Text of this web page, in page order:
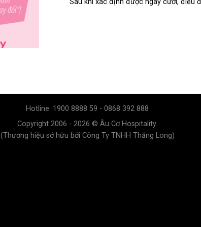
Sau khi xác định được ngày cưới, điều
Hotline: 1900 8888 59 - 0868 392 888
Copyright 2006 - 2026 © Âu Cơ Hospitality.
(Thương hiệu sở hữu bởi Công Ty TNHH Thăng Long)